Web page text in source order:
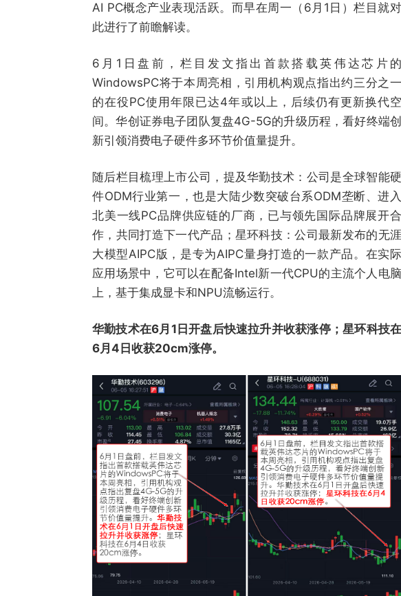
AI PC概念产业表现活跃。而早在周一（6月1日）栏目就对
此进行了前瞻解读。
6月1日盘前，栏目发文指出首款搭载英伟达芯片的
WindowsPC将于本周亮相，引用机构观点指出约三分之一
的在役PC使用年限已达4年或以上，后续仍有更新换代空
间。华创证券电子团队复盘4G-5G的升级历程，看好终端创
新引领消费电子硬件多环节价值量提升。
随后栏目梳理上市公司，提及华勤技术：公司是全球智能硬
件ODM行业第一，也是大陆少数突破台系ODM垄断、进入
北美一线PC品牌供应链的厂商，已与领先国际品牌展开合
作，共同打造下一代产品；星环科技：公司最新发布的无涯
大模型AIPC版，是专为AIPC量身打造的一款产品。在实际
应用场景中，它可以在配备Intel新一代CPU的主流个人电脑
上，基于集成显卡和NPU流畅运行。
华勤技术在6月1日开盘后快速拉升并收获涨停；星环科技在
6月4日收获20cm涨停。